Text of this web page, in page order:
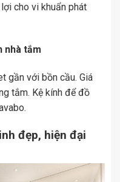
cho vi khuẩn phát
nhà tắm
gần với bồn cầu. Giá
tắm. Kệ kính để đồ
đẹp, hiện đại